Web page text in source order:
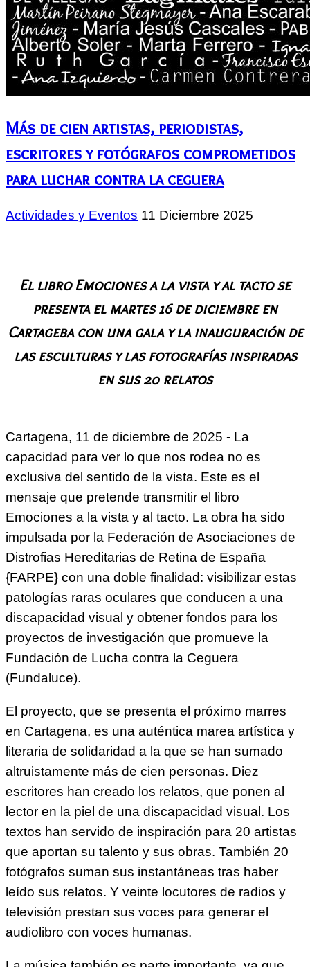
Más de cien artistas, periodistas,
escritores y fotógrafos comprometidos
para luchar contra la ceguera
Actividades y Eventos 11 Diciembre 2025
El libro Emociones a la vista y al tacto se
presenta el martes 16 de diciembre en
Cartageba con una gala y la inauguración de
las esculturas y las fotografías inspiradas
en sus 20 relatos
Cartagena, 11 de diciembre de 2025 - La
capacidad para ver lo que nos rodea no es
exclusiva del sentido de la vista. Este es el
mensaje que pretende transmitir el libro
Emociones a la vista y al tacto. La obra ha sido
impulsada por la Federación de Asociaciones de
Distrofias Hereditarias de Retina de España
{FARPE} con una doble finalidad: visibilizar estas
patologías raras oculares que conducen a una
discapacidad visual y obtener fondos para los
proyectos de investigación que promueve la
Fundación de Lucha contra la Ceguera
(Fundaluce).
El proyecto, que se presenta el próximo marres
en Cartagena, es una auténtica marea artística y
literaria de solidaridad a la que se han sumado
altruistamente más de cien personas. Diez
escritores han creado los relatos, que ponen al
lector en la piel de una discapacidad visual. Los
textos han servido de inspiración para 20 artistas
que aportan su talento y sus obras. También 20
fotógrafos suman sus instantáneas tras haber
leído sus relatos. Y veinte locutores de radios y
televisión prestan sus voces para generar el
audiolibro con voces humanas.